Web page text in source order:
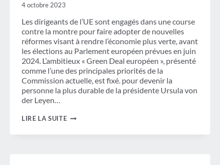
4 octobre 2023
Les dirigeants de l’UE sont engagés dans une course
contre la montre pour faire adopter de nouvelles
réformes visant à rendre l’économie plus verte, avant
les élections au Parlement européen prévues en juin
2024. L’ambitieux « Green Deal européen », présenté
comme l’une des principales priorités de la
Commission actuelle, est fixé. pour devenir la
personne la plus durable de la présidente Ursula von
der Leyen…
LIRE LA SUITEFAIRE